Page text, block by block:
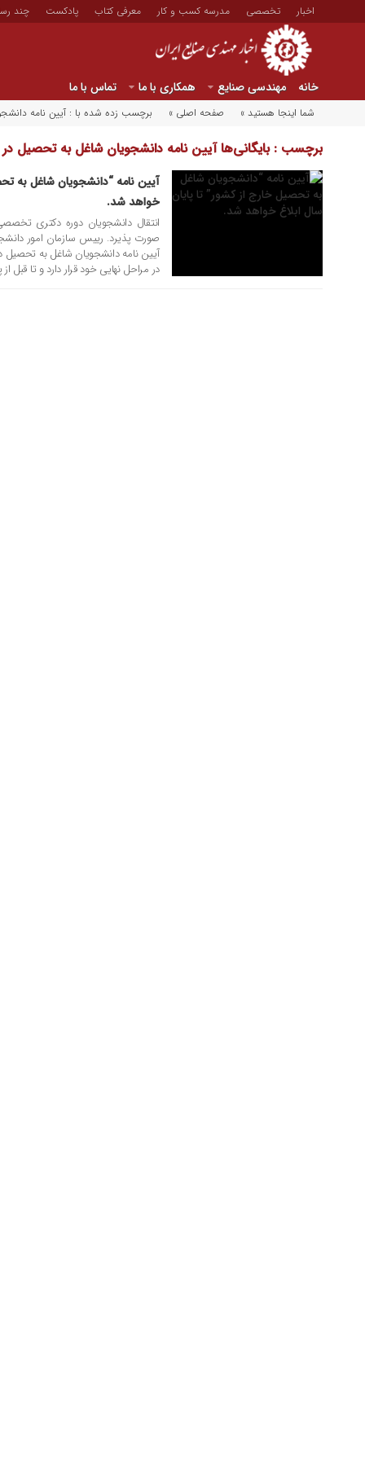
اخبار تخصصی مدرسه کسب و کار معرفی کتاب پادکست چند
خانه مهندسی صنایع همکاری با ما تماس با ما
شما اینجا هستید » صفحه اصلی » برچسب زده شده با : آیین نامه
برچسب : بایگانی‌ها آیین نامه دانشجویان شاغل به تحصیل در
صنایع ایران
آیین نامه “دانشجویان شاغل به
خواهد شد.
انتقال دانشجویان دوره دکتری
صورت پذیرد. رییس سازمان امور
آیین نامه دانشجویان شاغل به تحصیل
در مراحل نهایی خود قرار دارد و تا قبل